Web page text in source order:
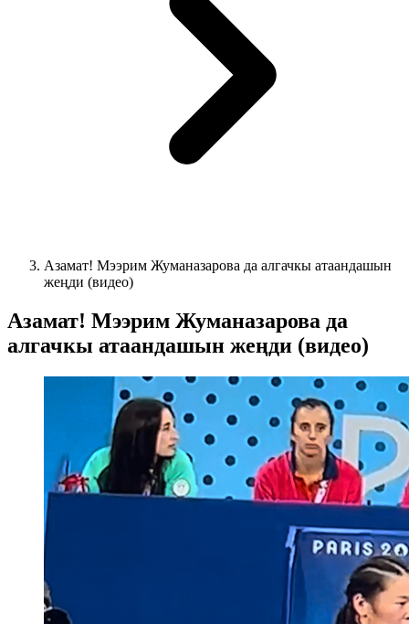
Азамат! Мээрим Жуманазарова да алгачкы атаандашын
жеңди (видео)
Азамат! Мээрим Жуманазарова да
алгачкы атаандашын жеңди (видео)